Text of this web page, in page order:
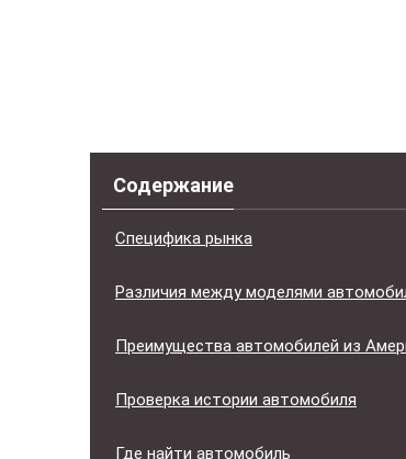
Содержание
Специфика рынка
Различия между моделями
Преимущества автомобилей из
Проверка истории автомобиля
Где найти автомобиль